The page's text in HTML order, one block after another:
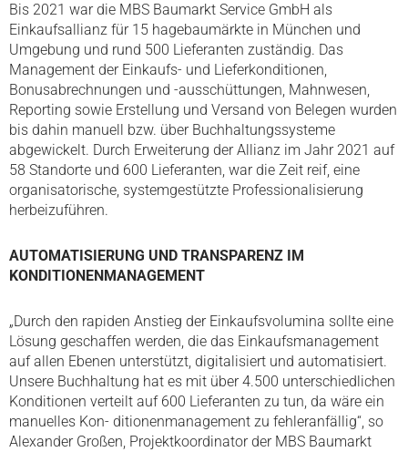
Bis 2021 war die MBS Baumarkt Service GmbH als
Einkaufsallianz für 15 hagebaumärkte in München und
Umgebung und rund 500 Lieferanten zuständig. Das
Management der Einkaufs- und Lieferkonditionen,
Bonusabrechnungen und -ausschüttungen, Mahnwesen,
Reporting sowie Erstellung und Versand von Belegen wurden
bis dahin manuell bzw. über Buchhaltungssysteme
abgewickelt. Durch Erweiterung der Allianz im Jahr 2021 auf
58 Standorte und 600 Lieferanten, war die Zeit reif, eine
organisatorische, systemgestützte Professionalisierung
herbeizuführen.
AUTOMATISIERUNG UND TRANSPARENZ IM
KONDITIONENMANAGEMENT
„Durch den rapiden Anstieg der Einkaufsvolumina sollte eine
Lösung geschaffen werden, die das Einkaufsmanagement
auf allen Ebenen unterstützt, digitalisiert und automatisiert.
Unsere Buchhaltung hat es mit über 4.500 unterschiedlichen
Konditionen verteilt auf 600 Lieferanten zu tun, da wäre ein
manuelles Kon- ditionenmanagement zu fehleranfällig“, so
Alexander Großen, Projektkoordinator der MBS Baumarkt